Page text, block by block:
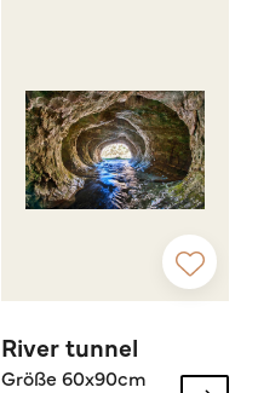
River tunnel
Größe 60x90cm